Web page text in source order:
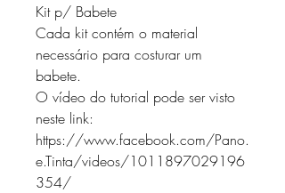
Kit p/ Babete
Cada kit contém o material
necessário para costurar um
babete.
O vídeo do tutorial pode ser visto
neste link:
https://www.facebook.com/Pano.
e.Tinta/videos/1011897029196
354/